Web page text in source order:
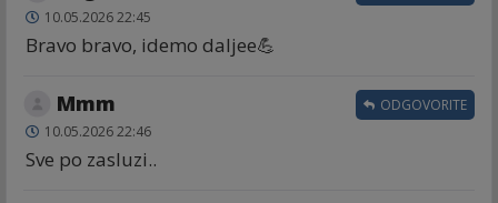
10.05.2026 22:45
Bravo bravo, idemo daljee💪
Mmm
10.05.2026 22:46
Sve po zasluzi..
ODGOVORITE